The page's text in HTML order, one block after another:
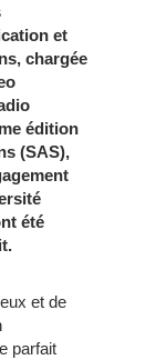
et
chargée
édition
(SAS),
été
et de
parfait